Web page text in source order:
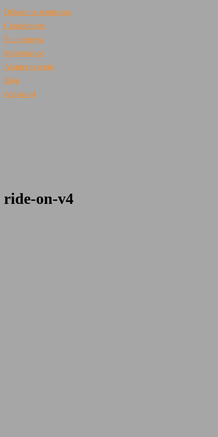
Débuter en motocross
Compétitions
Équipements
Maintenance
Assurer sa moto
Blog
ride-on-v4
ride-on-v4